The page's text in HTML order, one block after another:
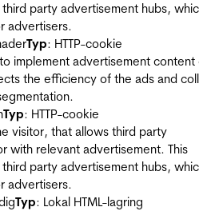
party advertisement hubs,
advertisers.
Typ: HTTP-cookie
implement advertisement content
the efficiency of the ads and
Typ: HTTP-cookie
visitor, that allows third party
with relevant advertisement. This
party advertisement hubs,
advertisers.
Typ: Lokal HTML-lagring